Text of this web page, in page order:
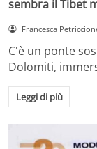
sembra il Tibet
Francesca
C'è un ponte
Dolomiti,
Leggi di più